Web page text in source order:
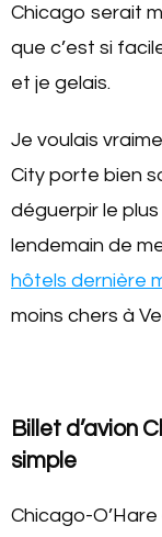
Chicago serait
que c’est si
et je gelais.
Je voulais
City porte bien
déguerpir le
lendemain de
hôtels dernière
moins chers à
Billet d’avion
simple
Chicago-